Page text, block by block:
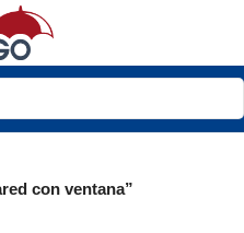
con ventana”